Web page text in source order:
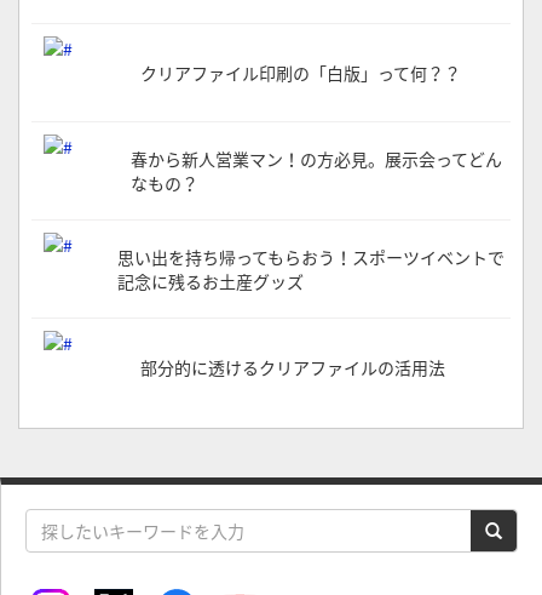
クリアファイル印刷の「白版」って何？？
春から新人営業マン！の方必見。展示会ってどん
なもの？
思い出を持ち帰ってもらおう！スポーツイベントで
記念に残るお土産グッズ
部分的に透けるクリアファイルの活用法